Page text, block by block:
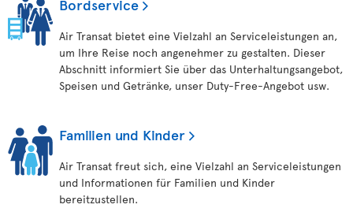
Bordservice
Air Transat bietet eine Vielzahl an Serviceleistungen an,
um Ihre Reise noch angenehmer zu gestalten. Dieser
Abschnitt informiert Sie über das Unterhaltungsangebot,
Speisen und Getränke, unser Duty-Free-Angebot usw.
Familien und Kinder
Air Transat freut sich, eine Vielzahl an Serviceleistungen
und Informationen für Familien und Kinder
bereitzustellen.